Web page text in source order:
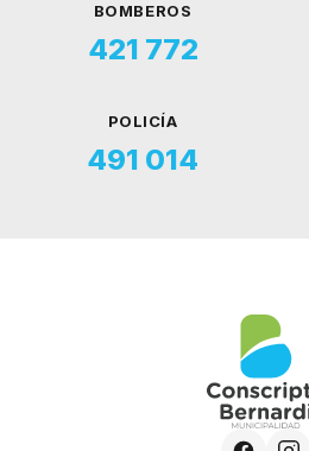
BOMBEROS
421 772
POLICÍA
491 014